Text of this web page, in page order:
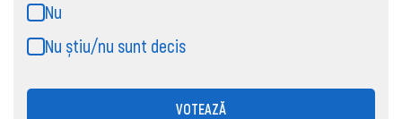
Nu
Nu știu/nu sunt decis
VOTEAZĂ